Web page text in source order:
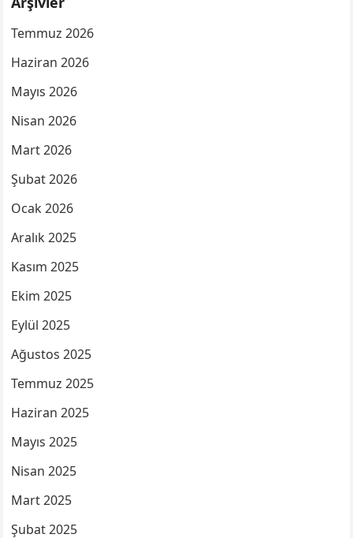
Temmuz 2026
Haziran 2026
Mayıs 2026
Nisan 2026
Mart 2026
Şubat 2026
Ocak 2026
Aralık 2025
Kasım 2025
Ekim 2025
Eylül 2025
Ağustos 2025
Temmuz 2025
Haziran 2025
Mayıs 2025
Nisan 2025
Mart 2025
Şubat 2025